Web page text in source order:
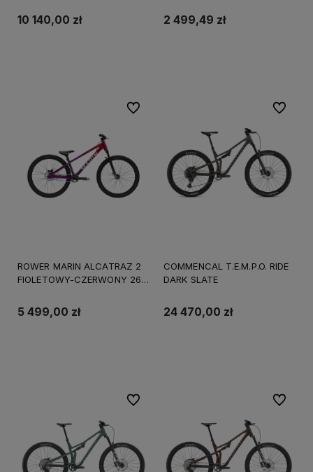
10 140,00 zł 2 499,49 zł
ROWER MARIN ALCATRAZ 2
FIOLETOWY-CZERWONY 26"
5 499,00 zł
Do ulubionych
COMMENCAL T.E.M.P.O. RIDE
DARK SLATE
24 470,00 zł
Do
Do ulubionych Do